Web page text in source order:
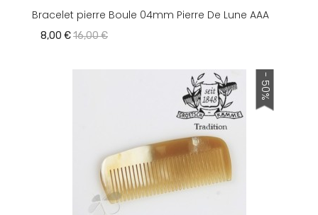
Bracelet pierre Boule 04mm Pierre De Lune AAA
8,00 €16,00 €
- 50%